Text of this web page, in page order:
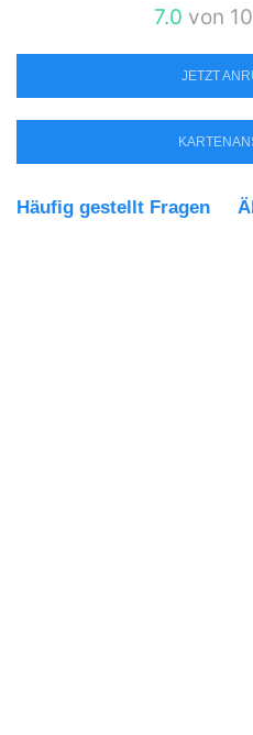
7.0 von
JETZT
Häufig gestellt Fragen